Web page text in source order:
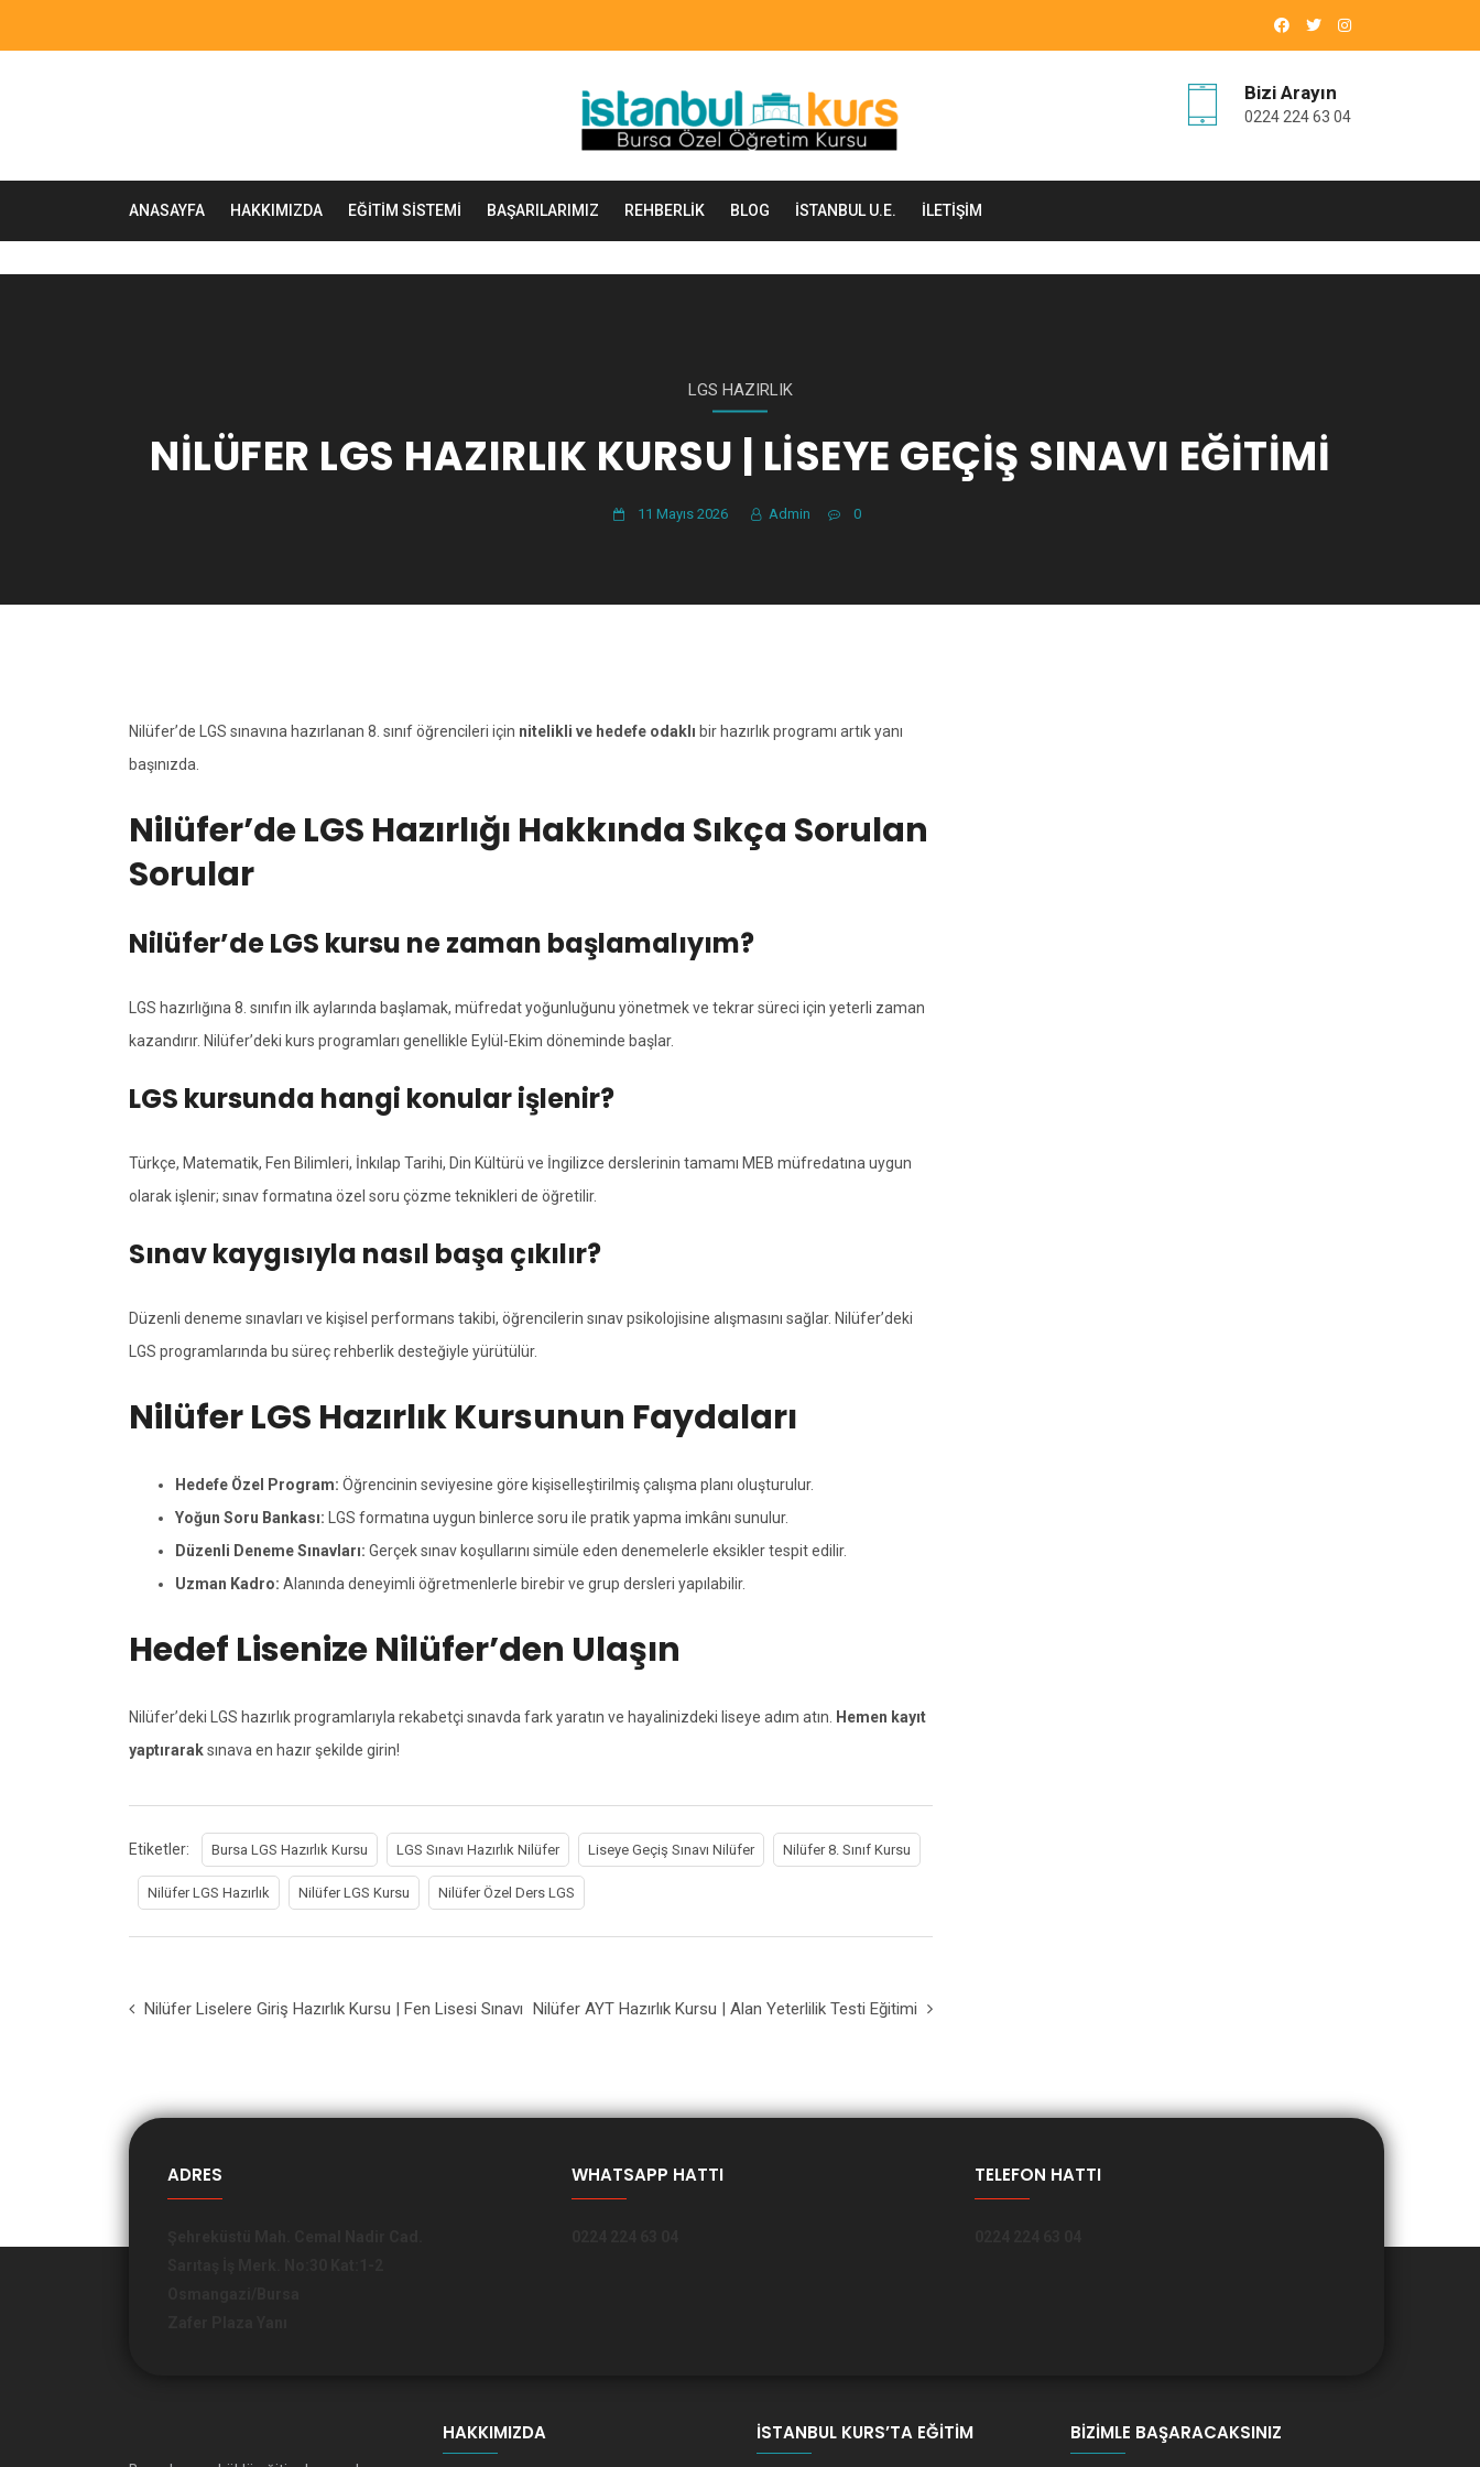
Bizi Arayın
0224 224 63 04
ANASAYFA HAKKIMIZDA EĞITIM SISTEMI BAŞARILARIMIZ REHBERLIK BLOG İSTANBUL U.E. İLETIŞIM
LGS HAZIRLIK
NILÜFER LGS HAZIRLIK KURSU | LISEYE GEÇIŞ SINAVI EĞITIMI
11 Mayıs 2026 Admin 0
Nilüfer’de LGS sınavına hazırlanan 8. sınıf öğrencileri için nitelikli ve hedefe odaklı bir hazırlık programı artık yanı
başınızda.
Nilüfer’de LGS Hazırlığı Hakkında Sıkça Sorulan
Sorular
Nilüfer’de LGS kursu ne zaman başlamalıyım?
LGS hazırlığına 8. sınıfın ilk aylarında başlamak, müfredat yoğunluğunu yönetmek ve tekrar süreci için yeterli zaman
kazandırır. Nilüfer’deki kurs programları genellikle Eylül-Ekim döneminde başlar.
LGS kursunda hangi konular işlenir?
Türkçe, Matematik, Fen Bilimleri, İnkılap Tarihi, Din Kültürü ve İngilizce derslerinin tamamı MEB müfredatına uygun
olarak işlenir; sınav formatına özel soru çözme teknikleri de öğretilir.
Sınav kaygısıyla nasıl başa çıkılır?
Düzenli deneme sınavları ve kişisel performans takibi, öğrencilerin sınav psikolojisine alışmasını sağlar. Nilüfer’deki
LGS programlarında bu süreç rehberlik desteğiyle yürütülür.
Nilüfer LGS Hazırlık Kursunun Faydaları
Hedefe Özel Program: Öğrencinin seviyesine göre kişiselleştirilmiş çalışma planı oluşturulur.
Yoğun Soru Bankası: LGS formatına uygun binlerce soru ile pratik yapma imkânı sunulur.
Düzenli Deneme Sınavları: Gerçek sınav koşullarını simüle eden denemelerle eksikler tespit edilir.
Uzman Kadro: Alanında deneyimli öğretmenlerle birebir ve grup dersleri yapılabilir.
Hedef Lisenize Nilüfer’den Ulaşın
Nilüfer’deki LGS hazırlık programlarıyla rekabetçi sınavda fark yaratın ve hayalinizdeki liseye adım atın.
Hemen kayıt
yaptıraraksınava en hazır şekilde girin!
Etiketler: Bursa LGS Hazırlık Kursu LGS Sınavı Hazırlık Nilüfer Liseye Geçiş Sınavı Nilüfer Nilüfer 8. Sınıf Kursu
Nilüfer LGS Hazırlık Nilüfer LGS Kursu Nilüfer Özel Ders LGS
Nilüfer Liselere Giriş Hazırlık Kursu | Fen Lisesi Sınavı Nilüfer AYT Hazırlık Kursu | Alan Yeterlilik Testi Eğitimi
ADRES WHATSAPP HATTI TELEFON HATTI
HAKKIMIZDA İSTANBUL KURS’TA EĞITIM BIZIMLE BAŞARACAKSINIZ